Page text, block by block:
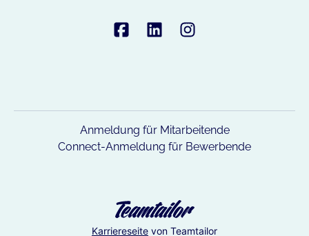
Anmeldung für Mitarbeitende
Connect-Anmeldung für Bewerbende
Karriereseite von Teamtailor